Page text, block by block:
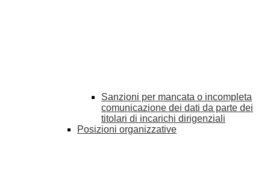
Sanzioni per mancata o incompleta
comunicazione dei dati da parte dei
titolari di incarichi dirigenziali
Posizioni organizzative